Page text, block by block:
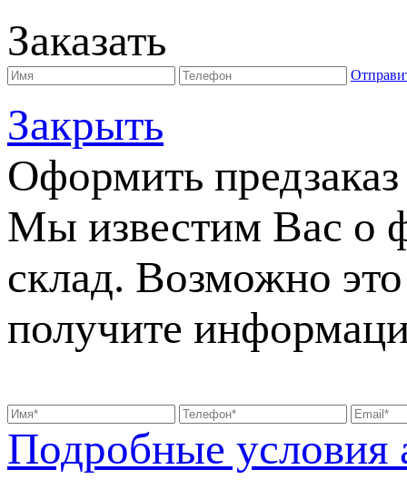
Заказать
Закрыть
Оформить предзаказ
Мы известим Вас о
склад. Возможно
получите
Подробные условия